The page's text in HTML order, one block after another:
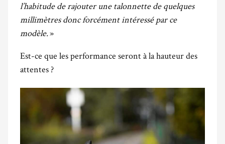
l’habitude de rajouter une talonnette de quelques
millimètres donc forcément intéressé par ce
modèle.»
Est-ce que les performance seront à la hauteur des
attentes ?